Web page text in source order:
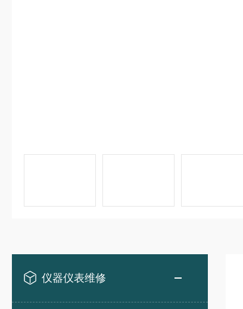
仪器仪表维修